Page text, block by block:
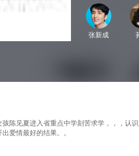
张新成
见夏进入省重点中学刻苦求学，，，认识了
开出爱情最好的结果。。